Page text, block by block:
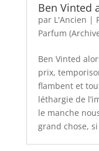
Ben Vinted
par L'Ancien |
Parfum
Ben Vinted
prix,
flambent et
léthargie de
le manche
grand chose, si